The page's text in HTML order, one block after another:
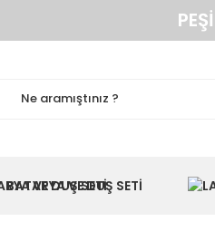
TÜM
KAREN
BATARYA VE DUŞ SETI